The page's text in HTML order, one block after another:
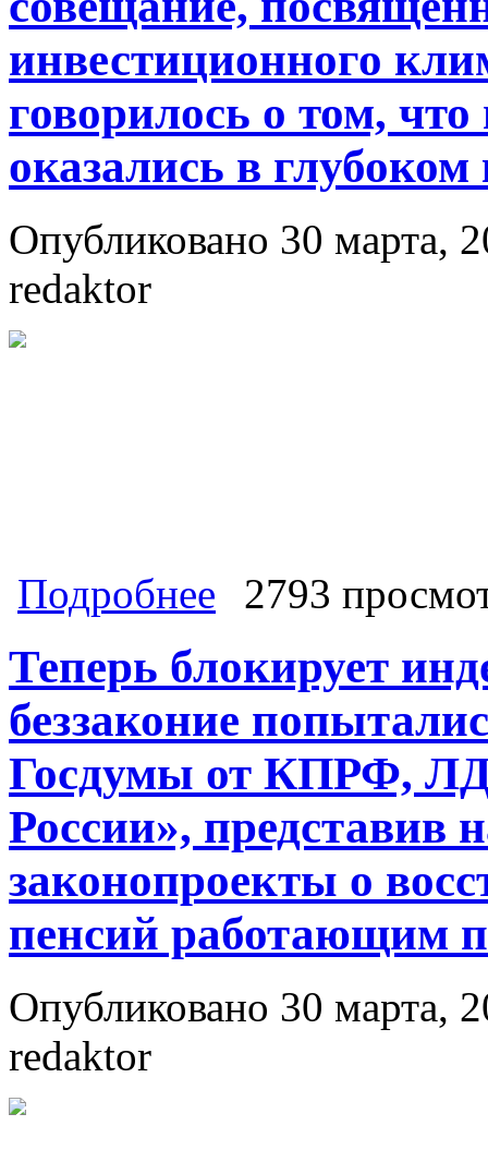
инвестиционного
говорилось о том,
оказались в глубоком
Опубликовано 30 марта,
redaktor
Подробнее о Валентин КАТАСОНОВ.
улучшению инвестиционного
2793
Теперь блокирует
беззаконие
Госдумы от КПРФ,
России», представив
законопроекты о
пенсий работающим
Опубликовано 30 марта,
redaktor